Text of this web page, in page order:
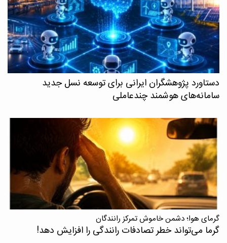
دستاورد پژوهشگران ایرانی برای توسعه نسل جدید
سامانه‌های هوشمند چندعاملی
گرمای هوا؛ دشمن خاموش تمرکز رانندگان
گرما می‌تواند خطر تصادفات رانندگی را افزایش دهد!